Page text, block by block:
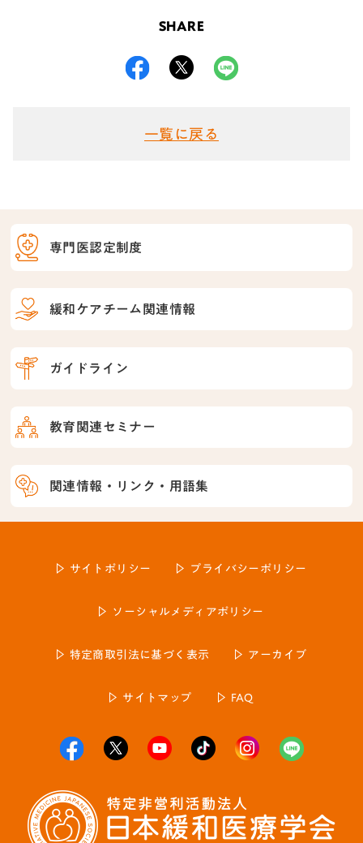
専門医認定制度
緩和ケアチーム関連情報
ガイドライン
教育関連セミナー
関連情報・リンク・用語集
SHARE
一覧に戻る
サイトポリシー プライバシーポリシー
ソーシャルメディアポリシー
特定商取引法に基づく表示 アーカイブ
サイトマップ FAQ